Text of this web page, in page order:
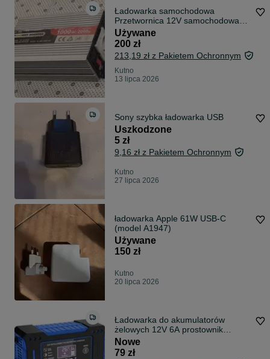
Ładowarka samochodowa
Przetwornica 12V samochodowa
inwerter 1000W 2000W USB
Używane
200 zł
213,19 zł z Pakietem Ochronnym
Kutno
13 lipca 2026
Sony szybka ładowarka USB
Uszkodzone
5 zł
9,16 zł z Pakietem Ochronnym
Kutno
27 lipca 2026
ładowarka Apple 61W USB-C
(model A1947)
Używane
150 zł
Kutno
20 lipca 2026
Ładowarka do akumulatorów
żelowych 12V 6A prostownik
automatyczny
Nowe
79 zł